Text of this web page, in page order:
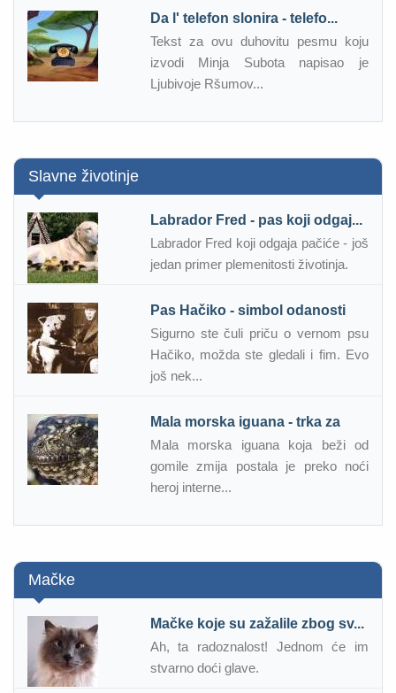
Da l' telefon slonira - telefo...
Tekst za ovu duhovitu pesmu koju
izvodi Minja Subota napisao je
Ljubivoje Ršumov...
Slavne životinje
Labrador Fred - pas koji odgaj...
Labrador Fred koji odgaja pačiće - još
jedan primer plemenitosti životinja.
Pas Hačiko - simbol odanosti
Sigurno ste čuli priču o vernom psu
Hačiko, možda ste gledali i fim. Evo
još nek...
Mala morska iguana - trka za
Mala morska iguana koja beži od
gomile zmija postala je preko noći
heroj interne...
Mačke
Mačke koje su zažalile zbog sv...
Ah, ta radoznalost! Jednom će im
stvarno doći glave.